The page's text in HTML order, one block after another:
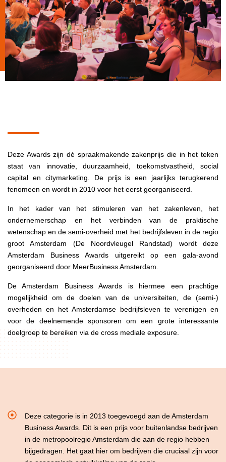
Deze Awards zijn dé spraakmakende zakenprijs die in het teken
staat van innovatie, duurzaamheid, toekomstvastheid, social
capital en citymarketing. De prijs is een jaarlijks terugkerend
fenomeen en wordt in 2010 voor het eerst georganiseerd.
In het kader van het stimuleren van het zakenleven, het
ondernemerschap en het verbinden van de praktische
wetenschap en de semi-overheid met het bedrijfsleven in de regio
groot Amsterdam (De Noordvleugel Randstad) wordt deze
Amsterdam Business Awards uitgereikt op een gala-avond
georganiseerd door MeerBusiness Amsterdam.
De Amsterdam Business Awards is hiermee een prachtige
mogelijkheid om de doelen van de universiteiten, de (semi-)
overheden en het Amsterdamse bedrijfsleven te verenigen en
voor de deelnemende sponsoren om een grote interessante
doelgroep te bereiken via de cross mediale exposure.
Deze categorie is in 2013 toegevoegd aan de Amsterdam
Business Awards. Dit is een prijs voor buitenlandse bedrijven
in de metropoolregio Amsterdam die aan de regio hebben
bijgedragen. Het gaat hier om bedrijven die cruciaal zijn voor